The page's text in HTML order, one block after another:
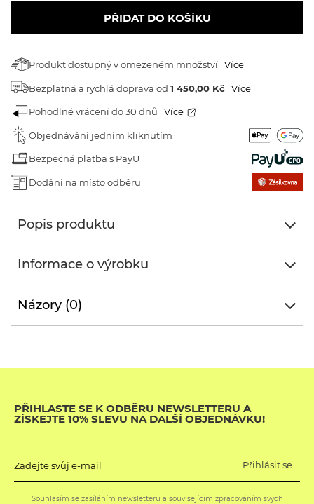
PŘIDAT DO KOŠÍKU
Produkt dostupný v omezeném množství Více
Bezplatná a rychlá doprava od 1 450,00 Kč Více
Pohodlné vrácení do 30 dnů Více
Objednávání jedním kliknutím
Bezpečná platba s PayU
Dodání na místo odběru
Popis produktu
Informace o výrobku
Názory (0)
PŘIHLASTE SE K ODBĚRU NEWSLETTERU A
ZÍSKEJTE 10% SLEVU NA DALŠÍ OBJEDNÁVKU!
Zadejte svůj e-mail Přihlásit se
Souhlasím se zasíláním newsletteru a souvisejícím zpracováním svých